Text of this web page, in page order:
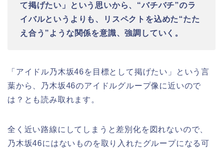
て掲げたい」という思いから、 “バチバチ”のラ
イバルというよりも、リスペクトを込めた“たた
え合う”ような関係を意識、強調していく。
「アイドル乃木坂46を目標として掲げたい」という言
葉から、乃木坂46のアイドルグループ像に近いので
は？とも読み取れます。
全く近い路線にしてしまうと差別化を図れないので、
乃木坂46にはないものを取り入れたグループになる可